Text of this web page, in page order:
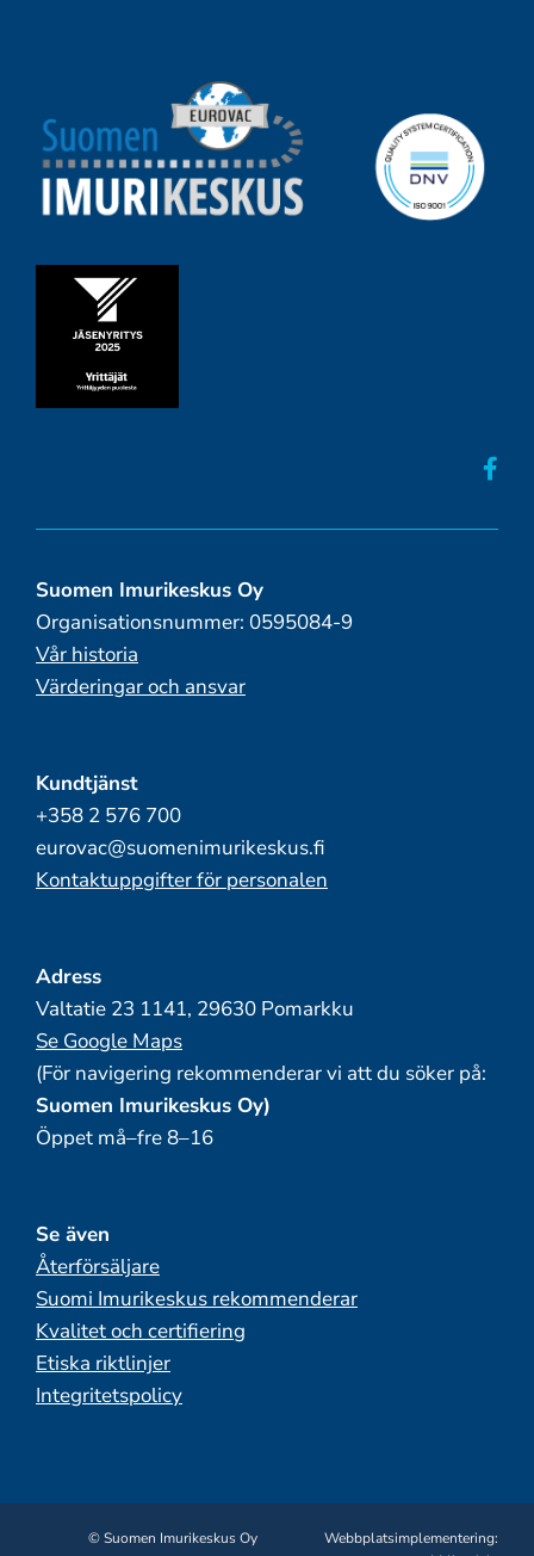
Suomen Imurikeskus Oy
Organisationsnummer: 0595084-9
Vår historia
Värderingar och ansvar
Kundtjänst
+358 2 576 700
eurovac@suomenimurikeskus.fi
Kontaktuppgifter för personalen
Adress
Valtatie 23 1141, 29630 Pomarkku
Se Google Maps
(För navigering rekommenderar vi att du söker på:
Suomen Imurikeskus Oy)
Öppet må–fre 8–16
Se även
Återförsäljare
Suomi Imurikeskus rekommenderar
Kvalitet och certifiering
Etiska riktlinjer
Integritetspolicy
© Suomen Imurikeskus Oy
Webbplatsimplementering: